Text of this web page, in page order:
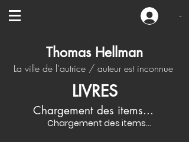
-
Thomas Hellman
La ville de l'autrice / auteur est inconnue
LIVRES
Chargement des items...
Chargement des items...